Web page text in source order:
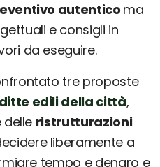
autentico ma
e consigli in
da eseguire.
tre proposte
edili della città,
delle ristrutturazioni
liberamente a
tempo e denaro e